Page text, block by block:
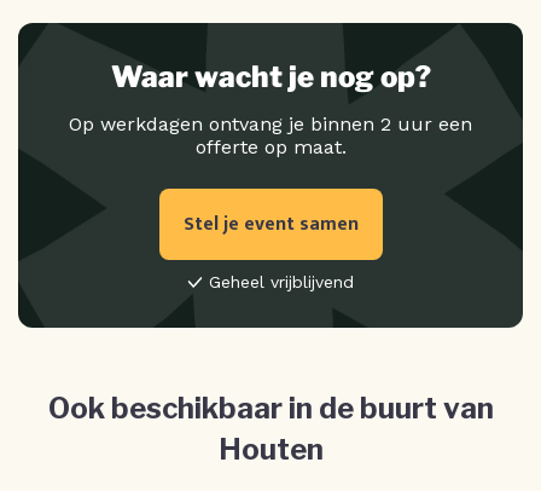
Waar wacht je nog op?
Op werkdagen ontvang je binnen 2 uur een
offerte op maat.
Stel je event samen
Geheel vrijblijvend
Ook beschikbaar in de buurt van
Houten